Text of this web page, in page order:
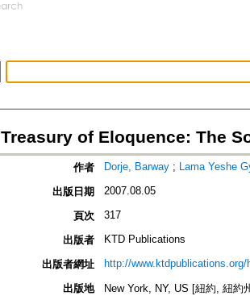
Treasury of Eloquence: The
作者 Dorje, Barway; Lama Yeshe
出版日期 2007.08.05
頁次 317
出版者 KTD Publications
出版者網址 http://www.ktdpublications.org/
出版地
New York, NY, US [紐約, 紐約